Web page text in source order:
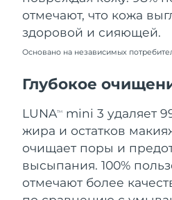
отмечают, что кожа
здоровой и сияющей.
Основано на независимых
Глубокое
LUNATM
mini 3 удаляет
жира и остатков
очищает поры и
высыпания. 100%
отмечают более
Макао (САР)
Мальта
Мексика